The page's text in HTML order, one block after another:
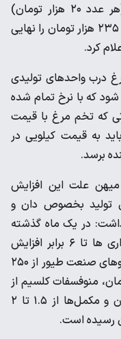
درب مرغداری ها را ۲۵۲ هزار تومان (هر عدد ۲۰ هزار تومان)
پیشنهاد داد اما معاونت امور دام قیمت ۲۳۵ هزار تومان را نهایی
کرد.
درب واحدهای تولیدی
می شود که با نرخ تمام شده
که تخم مرغ با قیمت
به قیمت کیلویی در
میهن علت این افزایش
تولید بخصوص دان و
در یک ماه گذشته
قیمت ۲۰ قلم از کالاهای مصرفی مرغداری‌ ها تا ۶ برابر افزایش
یافته است به طوری که بهای برخی از داروهای صنعت طیور از ۲۵۰
میلیون و ۳۰۰ هزار تومان، منوفسفات کلسیم از
۹۰ تا ۱۰۰ هزار تومان به ۳۰۰ هزار تومان و مکمل‌ها از ۱.۵ تا ۲